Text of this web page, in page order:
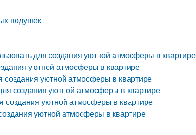
подушек
для создания уютной атмосферы в квартире
уютной атмосферы в квартире
создания уютной атмосферы в квартире
создания уютной атмосферы в квартире
создания уютной атмосферы в квартире
уютной атмосферы в квартире